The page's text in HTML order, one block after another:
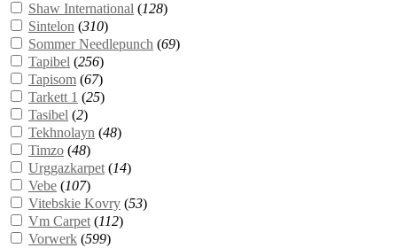
Shaw International (128)
Sintelon (310)
Sommer Needlepunch (69)
Tapibel (256)
Tapisom (67)
Tarkett 1 (25)
Tasibel (2)
Tekhnolayn (48)
Timzo (48)
Urggazkarpet (14)
Vebe (107)
Vitebskie Kovry (53)
Vm Carpet (112)
Vorwerk (599)